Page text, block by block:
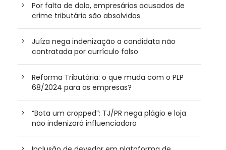
Por falta de dolo, empresários acusados de
crime tributário são absolvidos
Juíza nega indenização a candidata não
contratada por currículo falso
Reforma Tributária: o que muda com o PLP
68/2024 para as empresas?
“Bota um cropped”: TJ/PR nega plágio e loja
não indenizará influenciadora